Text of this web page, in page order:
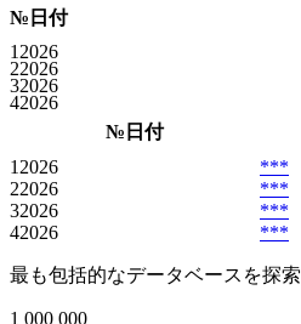
№ 日付
1 2026
22026
32026
42026
№ 日付
1 2026 ***
22026 ***
32026 ***
42026 ***
最も包括的なデータベースを探索
1 000 000